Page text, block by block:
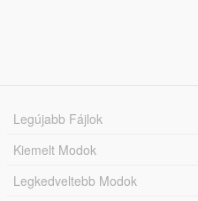
Legújabb Fájlok
Kiemelt Modok
Legkedveltebb Modok